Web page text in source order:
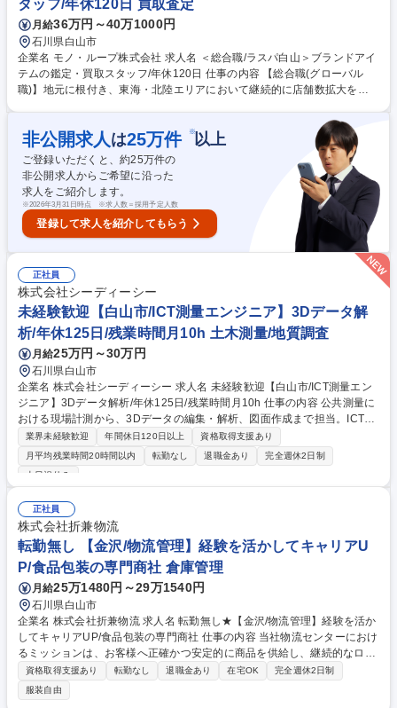
集職種 【石川/法人営業】年間休日125日/コカ・コーラ製品/地域密着型営
業
タッフ/年休120日 買取査定
月給36万円～40万1000円
石川県白山市
企業名 モノ・ループ株式会社 求人名 ＜総合職/ラスパ白山＞ブランドアイ
テムの鑑定・買取スタッフ/年休120日 仕事の内容 【総合職(グローバル
職)】地元に根付き、東海・北陸エリアにおいて継続的に店舗数拡大を実
■店舗運営における業務全般(シフト管理及びメンバーマネジメント) ■お客
様対応:ご来店のお客様が持ち込んだ商品の買取査定をお任せ！ 【買取商
材】ポケモンカード/ブランド品/古美術品など 【当社の大事にする価値
観】品物を買取るだけでなく〈お客様の品物への想いや思い出も伺い気持
ちを整理していただいたうえで買取る〉ことを大切にしています。 募集職
種 ＜総合職/ラスパ白山＞ブランドアイテムの鑑定・買取スタッフ/年休12
0日
非公開求人 は25万件 ※以上
ご登録いただくと、約25万件の
非公開求人からご希望に沿った
求人をご紹介します。
※2026年3月31日時点 ※求人数＝採用予定人数
登録して求人を紹介してもらう
正社員
株式会社シーディーシー
未経験歓迎【白山市/ICT測量エンジニア】3Dデータ解
析/年休125日/残業時間月10h 土木測量/地質調査
月給25万円～30万円
石川県白山市
企業名 株式会社シーディーシー 求人名 未経験歓迎【白山市/ICT測量エン
ジニア】3Dデータ解析/年休125日/残業時間月10h 仕事の内容 公共測量に
おける現場計測から、3Dデータの編集・解析、図面作成まで担当。ICT測
量技術を基礎から学び、段階的に専門性を高めます。 ※建設作業に該当す
る業務は発生しません。 【具体的には】道路・河川・上下水道など公共測
量案件を担当いただきます。現場での計測からスタートし、3Dレーザー
POINT）等で加工・解析し、図面作成まで段階的に習得します。最新ICT
技術を活用し、現場とPCの両方で活躍する技術者を目指せます。 募集職
種 未経験歓迎【白山市/ICT測量エンジニア】3Dデータ解析/年休125日/残
業時間月10h
業界未経験歓迎 年間休日120日以上
資格取得支援あり
月平均残業時間20時間以内
転勤なし 退職金あり
完全週休2日制
土日祝休み
正社員
株式会社折兼物流
転勤無し 【金沢/物流管理】経験を活かしてキャリアU
P/食品包装の専門商社 倉庫管理
月給25万1480円～29万1540円
石川県白山市
企業名 株式会社折兼物流 求人名 転勤無し★【金沢/物流管理】経験を活か
してキャリアUP/食品包装の専門商社 仕事の内容 当社物流センターにおけ
るミッションは、お客様へ正確かつ安定的に商品を供給し、継続的なロー
コスト運営体制を構築することです。これらを通じて、営業部門が獲得し
た商権を確固たるものにします。 【業務内容】 ■安定稼働：過去実績やデ
ータに基づき適正在庫を保つ発注管理を実行します。また、営業・パート
資格取得支援あり 転勤なし 退職金あり 在宅OK
完全週休2日制
服装自由